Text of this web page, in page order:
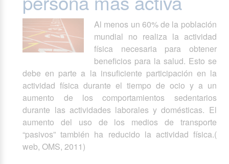
Al menos un 60% de la población
mundial no realiza la actividad
física necesaria para obtener
beneficios para la salud. Esto se
debe en parte a la insuficiente participación en la
actividad física durante el tiempo de ocio y a un
aumento de los comportamientos sedentarios
durante las actividades laborales y domésticas. El
aumento del uso de los medios de transporte
“pasivos” también ha reducido la actividad física.(
web, OMS, 2011)